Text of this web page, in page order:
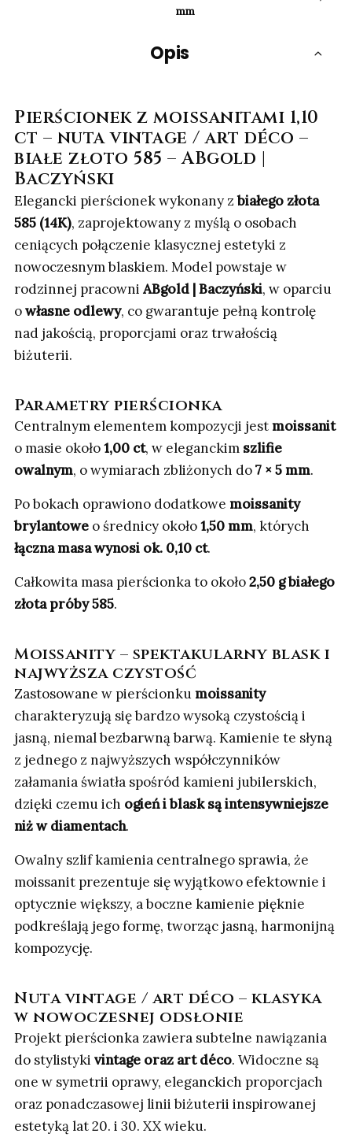
mm
Opis
Pierścionek z moissanitami 1,10
ct – nuta vintage / art déco –
białe złoto 585 – ABgold |
Baczyński
Elegancki pierścionek wykonany zbiałego złota
585 (14K), zaprojektowany z myślą o osobach
ceniących połączenie klasycznej estetyki z
nowoczesnym blaskiem. Model powstaje w
rodzinnej pracowni ABgold | Baczyński, w oparciu
owłasne odlewy, co gwarantuje pełną kontrolę
nad jakością, proporcjami oraz trwałością
biżuterii.
Parametry pierścionka
Centralnym elementem kompozycji jestmoissanit
o masie około1,00 ct, w eleganckim szlifie
owalnym, o wymiarach zbliżonych do7 × 5 mm.
Po bokach oprawiono dodatkowe moissanity
brylantowe o średnicy około1,50 mm, których
łączna masa wynosi ok. 0,10 ct.
Całkowita masa pierścionka to około2,50 g białego
złota próby 585.
Moissanity – spektakularny blask i
najwyższa czystość
Zastosowane w pierścionkumoissanity
charakteryzują się bardzo wysoką czystością i
jasną, niemal bezbarwną barwą. Kamienie te słyną
z jednego z najwyższych współczynników
załamania światła spośród kamieni jubilerskich,
dzięki czemu ich ogień i blask są intensywniejsze
niż w diamentach.
Owalny szlif kamienia centralnego sprawia, że
moissanit prezentuje się wyjątkowo efektownie i
optycznie większy, a boczne kamienie pięknie
podkreślają jego formę, tworząc jasną, harmonijną
kompozycję.
Nuta vintage / art déco – klasyka
w nowoczesnej odsłonie
Projekt pierścionka zawiera subtelne nawiązania
do stylistyki vintage oraz art déco. Widoczne są
one w symetrii oprawy, eleganckich proporcjach
oraz ponadczasowej linii biżuterii inspirowanej
estetyką lat 20. i 30. XX wieku.